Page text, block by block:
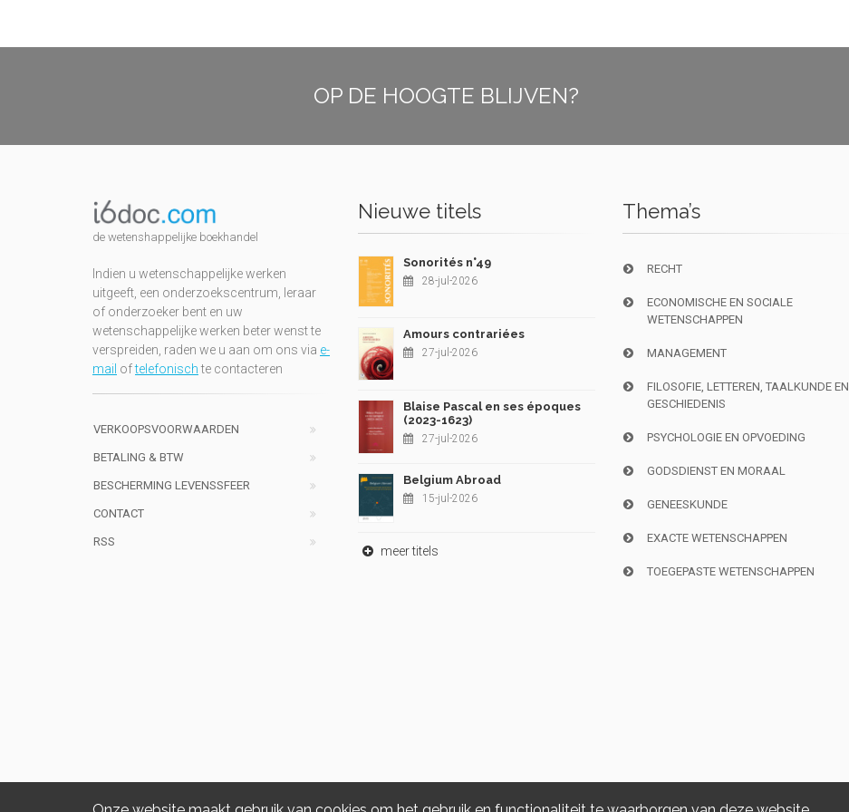
OP DE HOOGTE BLIJVEN?
de wetenshappelijke boekhandel
Indien u wetenschappelijke werken
uitgeeft, een onderzoekscentrum, leraar
of onderzoeker bent en uw
wetenschappelijke werken beter wenst te
verspreiden, raden we u aan om ons via e-
mail oftelefonischte contacteren
VERKOOPSVOORWAARDEN
BETALING & BTW
BESCHERMING LEVENSSFEER
CONTACT
RSS
Nieuwe titels
Sonorités n°49
28-jul-2026
Amours contrariées
27-jul-2026
Blaise Pascal en ses époques
(2023-1623)
27-jul-2026
Belgium Abroad
15-jul-2026
meer titels
Thema’s
RECHT
ECONOMISCHE EN SOCIALE
WETENSCHAPPEN
MANAGEMENT
FILOSOFIE, LETTEREN, TAALKUNDE EN
GESCHIEDENIS
PSYCHOLOGIE EN OPVOEDING
GODSDIENST EN MORAAL
GENEESKUNDE
EXACTE WETENSCHAPPEN
TOEGEPASTE WETENSCHAPPEN